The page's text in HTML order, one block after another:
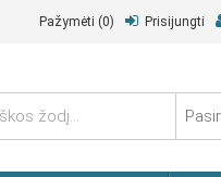
Pažymėti (0) Prisijungti
tipą